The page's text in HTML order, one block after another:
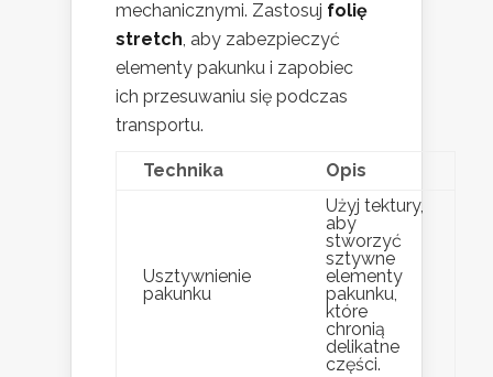
mechanicznymi. Zastosuj folię
stretch, aby zabezpieczyć
elementy pakunku i zapobiec
ich przesuwaniu się podczas
transportu.
Technika Opis
Usztywnienie
pakunku
Użyj tektury,
aby
stworzyć
sztywne
elementy
pakunku,
które
chronią
delikatne
części.